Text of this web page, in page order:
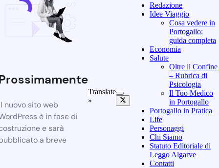
nuovo sito web
è in fase di
e sarà
a breve
Translate
»
Redazione
Idee Viaggio
Cosa vedere in
Portogallo:
guida completa
Economia
Salute
Oltre il Confine
– Rubrica di
Psicologia
Il Tuo Medico
in Portogallo
Portogallo in Pratica
Life
Personaggi
Chi Siamo
Statuto Editoriale di
Leggo Algarve
Contatti